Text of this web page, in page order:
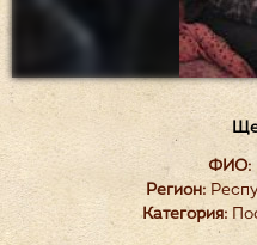
ФИО:
Регион:
Категория: